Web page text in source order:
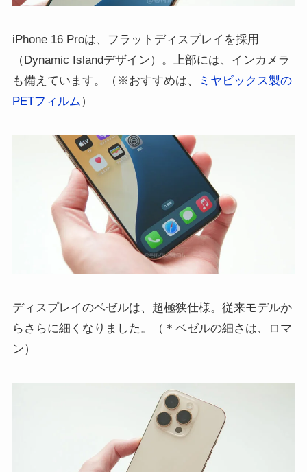
iPhone 16 Proは、フラットディスプレイを採用
（Dynamic Islandデザイン）。上部には、インカメラ
も備えています。（※おすすめは、
ミヤビックス製の
PETフィルム ）
ディスプレイのベゼルは、超極狭仕様。従来モデルか
らさらに細くなりました。（＊ベゼルの細さは、ロマ
ン）